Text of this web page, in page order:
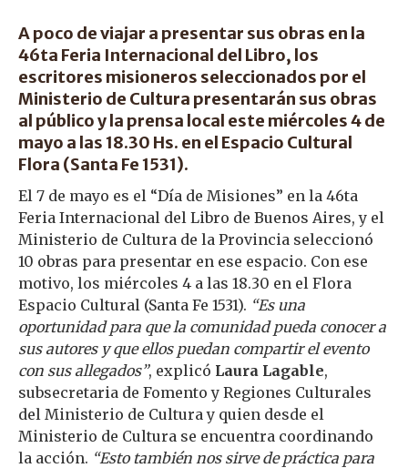
A poco de viajar a presentar sus obras en la
46ta Feria Internacional del Libro, los
escritores misioneros seleccionados por el
Ministerio de Cultura presentarán sus obras
al público y la prensa local este miércoles 4 de
mayo a las 18.30 Hs. en el Espacio Cultural
Flora (Santa Fe 1531).
El 7 de mayo es el “Día de Misiones” en la 46ta
Feria Internacional del Libro de Buenos Aires, y el
Ministerio de Cultura de la Provincia seleccionó
10 obras para presentar en ese espacio. Con ese
motivo, los miércoles 4 a las 18.30 en el Flora
Espacio Cultural (Santa Fe 1531). “Es una
oportunidad para que la comunidad pueda conocer a
sus autores y que ellos puedan compartir el evento
con sus allegados”, explicó Laura Lagable,
subsecretaria de Fomento y Regiones Culturales
del Ministerio de Cultura y quien desde el
Ministerio de Cultura se encuentra coordinando
la acción. “Esto también nos sirve de práctica para